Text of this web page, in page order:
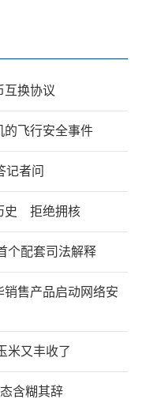
互换协议
的飞行安全事件
记者问
史 拒绝拥核
个配套司法解释
销售产品启动网络安
米又丰收了
含糊其辞